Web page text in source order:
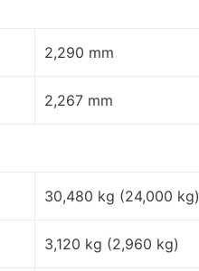
2,290 mm
2,267 mm
30,480 kg (24,000 kg)
3,120 kg (2,960 kg)